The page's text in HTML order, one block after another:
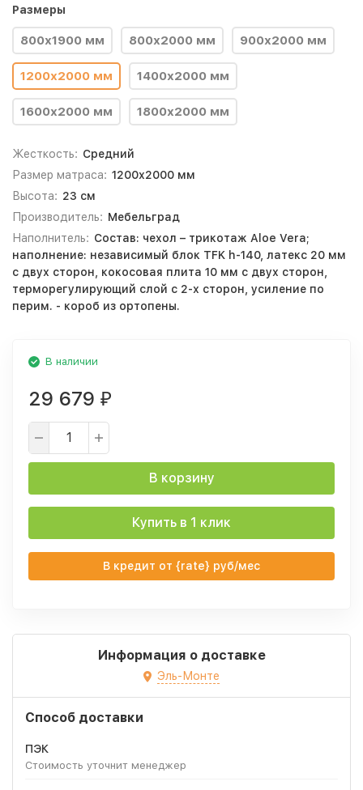
Размеры
800х1900 мм 800х2000 мм 900х2000 мм
1200х2000 мм 1400х2000 мм
1600х2000 мм 1800х2000 мм
Жесткость: Средний
Размер матраса: 1200х2000 мм
Высота: 23 см
Производитель: Мебельград
Наполнитель: Состав: чехол – трикотаж Aloe Vera;
наполнение: независимый блок TFK h-140, латекс 20 мм
с двух сторон, кокосовая плита 10 мм с двух сторон,
терморегулирующий слой с 2-х сторон, усиление по
перим. - короб из ортопены.
В наличии
29 679 ₽
В корзину
Купить в 1 клик
В кредит от {rate} руб/мес
Информация о доставке
Эль-Монте
Способ доставки
ПЭК
Стоимость уточнит менеджер